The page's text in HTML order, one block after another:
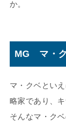
か。
MG マ・
マ・クベとい
略家であり、
そんなマ・ク